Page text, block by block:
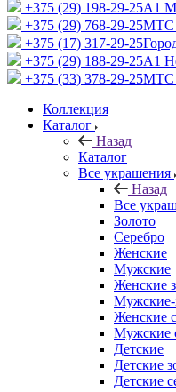
+375 (29) 198-29-25A1
+375 (29) 768-29-25МТС
+375 (17) 317-29-25
+375 (29) 188-29-25A1
+375 (33) 378-29-25МТС
Коллекция
Каталог
Назад
Каталог
Все украшения
Назад
Все
Золото
Серебро
Женские
Мужские
Женские
Мужские-
Женские
Мужские
Детские
Детские
Детские